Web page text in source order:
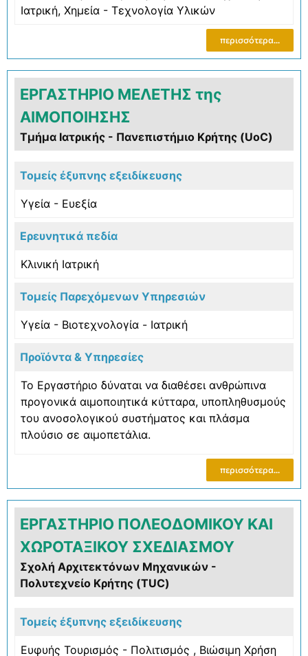
Ιατρική, Χημεία - Τεχνολογία Υλικών
περισσότερα...
ΕΡΓΑΣΤΗΡΙΟ ΜΕΛΕΤΗΣ της
ΑΙΜΟΠΟΙΗΣΗΣ
Τμήμα Ιατρικής - Πανεπιστήμιο Κρήτης (UoC)
Τομείς έξυπνης εξειδίκευσης
Υγεία - Ευεξία
Ερευνητικά πεδία
Κλινική Ιατρική
Τομείς Παρεχόμενων Υπηρεσιών
Υγεία - Βιοτεχνολογία - Ιατρική
Προϊόντα & Υπηρεσίες
Το Εργαστήριο δύναται να διαθέσει ανθρώπινα
προγονικά αιμοποιητικά κύτταρα, υποπληθυσμούς
του ανοσολογικού συστήματος και πλάσμα
πλούσιο σε αιμοπετάλια.
περισσότερα...
ΕΡΓΑΣΤΗΡΙΟ ΠΟΛΕΟΔΟΜΙΚΟΥ ΚΑΙ
ΧΩΡΟΤΑΞΙΚΟΥ ΣΧΕΔΙΑΣΜΟΥ
Σχολή Αρχιτεκτόνων Μηχανικών -
Πολυτεχνείο Κρήτης (TUC)
Τομείς έξυπνης εξειδίκευσης
Ευφυής Τουρισμός - Πολιτισμός , Βιώσιμη Χρήση